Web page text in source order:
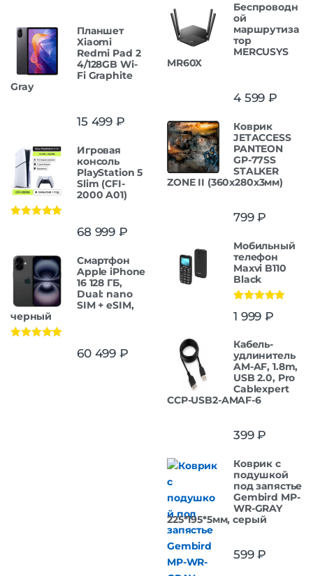
Планшет
Xiaomi
Redmi Pad 2
4/128GB Wi-
Fi Graphite
Gray
15 499 ₽
Игровая
консоль
PlayStation 5
Slim (CFI-
2000 A01)
68 999 ₽
Смартфон
Apple iPhone
16 128 ГБ,
Dual: nano
SIM + eSIM,
черный
60 499 ₽
Беспроводн
ой
маршрутиза
тор
MERCUSYS
MR60X
4 599 ₽
Коврик
JETACCESS
PANTEON
GP-77SS
STALKER
ZONE II (360x280x3мм)
799₽
Мобильный
телефон
Maxvi B110
Black
из 5
1 999 ₽
Кабель-
удлинитель
AM-AF, 1.8m,
USB 2.0, Pro
Cablexpert
CCP-USB2-AMAF-6
399₽
Коврик с
подушкой
под запястье
Gembird MP-
WR-GRAY
225*195*5мм, серый
599₽